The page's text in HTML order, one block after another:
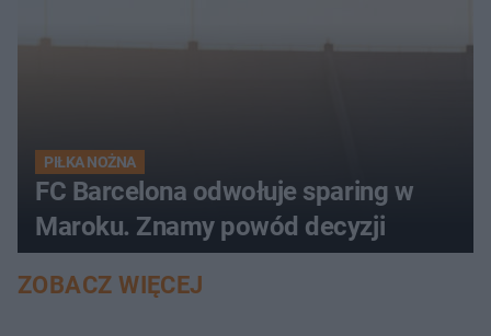
PIŁKA NOŻNA
FC Barcelona odwołuje sparing w
Maroku. Znamy powód decyzji
ZOBACZ WIĘCEJ